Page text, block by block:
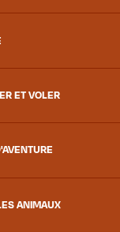
ET VOLER
ANIMAUX